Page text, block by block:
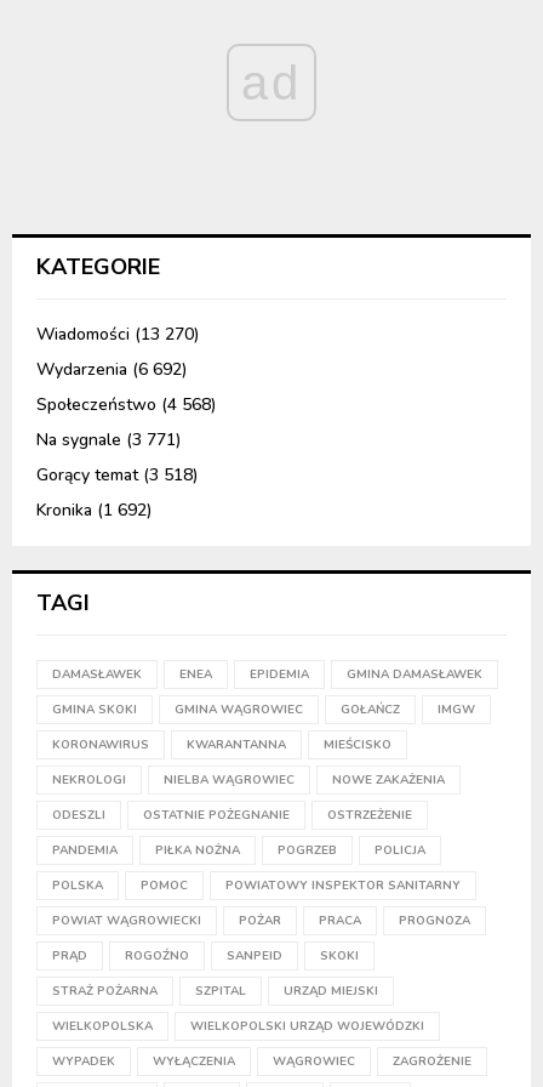
ad
KATEGORIE
Wiadomości (13 270)
Wydarzenia (6 692)
Społeczeństwo (4 568)
Na sygnale (3 771)
Gorący temat(3 518)
Kronika (1 692)
TAGI
DAMASŁAWEK ENEA EPIDEMIA GMINA DAMASŁAWEK
GMINA SKOKI GMINA WĄGROWIEC GOŁAŃCZ IMGW
KORONAWIRUS KWARANTANNA MIEŚCISKO
NEKROLOGI NIELBA WĄGROWIEC NOWE ZAKAŻENIA
ODESZLI OSTATNIE POŻEGNANIE OSTRZEŻENIE
PANDEMIA PIŁKA NOŻNA POGRZEB POLICJA
POLSKA POMOC POWIATOWY INSPEKTOR SANITARNY
POWIAT WĄGROWIECKI POŻAR PRACA PROGNOZA
PRĄD ROGOŹNO SANPEID SKOKI
STRAŻ POŻARNA SZPITAL URZĄD MIEJSKI
WIELKOPOLSKA WIELKOPOLSKI URZĄD WOJEWÓDZKI
WYPADEK WYŁĄCZENIA WĄGROWIEC ZAGROŻENIE